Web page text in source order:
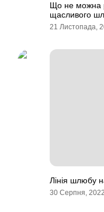
Що не можна
щасливого
21 Листопада,
Лінія шлюбу
30 Серпня, 2022